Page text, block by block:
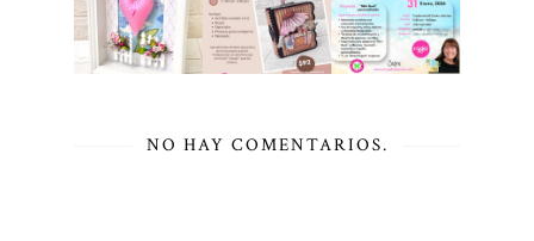
NO HAY COMENTARIOS.